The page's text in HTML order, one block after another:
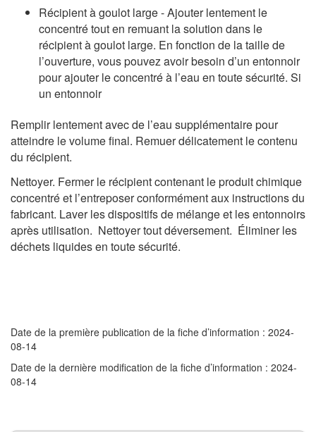
Récipient à goulot large - Ajouter lentement le
concentré tout en remuant la solution dans le
récipient à goulot large. En fonction de la taille de
l’ouverture, vous pouvez avoir besoin d’un entonnoir
pour ajouter le concentré à l’eau en toute sécurité. Si
un entonnoir
Remplir lentement avec de l’eau supplémentaire pour
atteindre le volume final. Remuer délicatement le contenu
du récipient.
Nettoyer. Fermer le récipient contenant le produit chimique
concentré et l’entreposer conformément aux instructions du
fabricant. Laver les dispositifs de mélange et les entonnoirs
après utilisation. Nettoyer tout déversement. Éliminer les
déchets liquides en toute sécurité.
Date de la première publication de la fiche d’information : 2024-
08-14
Date de la dernière modification de la fiche d’information : 2024-
08-14